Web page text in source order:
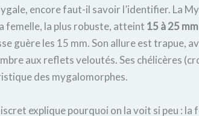
encore faut-il savoir l’identifier. La
femelle, la plus robuste, atteint 15 à 25 mm
guère les 15 mm. Son allure est trapue,
aux reflets veloutés. Ses chélicères
des mygalomorphes.
explique pourquoi on la voit si peu : la